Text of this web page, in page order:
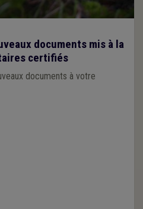
documents mis à la
certifiés
documents à votre